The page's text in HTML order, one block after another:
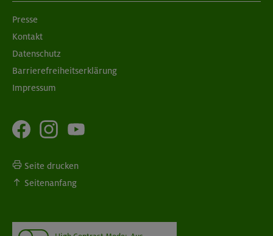
Presse
Kontakt
Datenschutz
Barrierefreiheitserklärung
Impressum
Seite drucken
Seitenanfang